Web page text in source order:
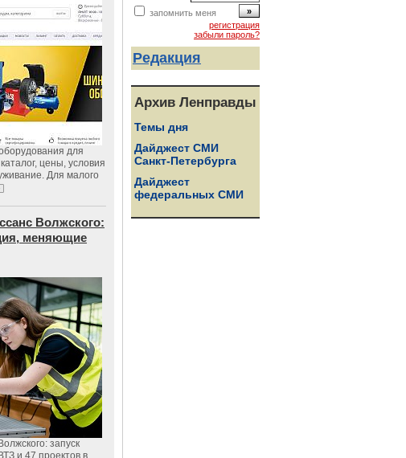
для
цены, условия
Для малого
Волжского:
меняющие
запуск
и 47 проектов в
запомнить меня
регистрация
забыли пароль?
Редакция
Архив Ленправды
Темы дня
Дайджест СМИ
Санкт-Петербурга
Дайджест
федеральных СМИ